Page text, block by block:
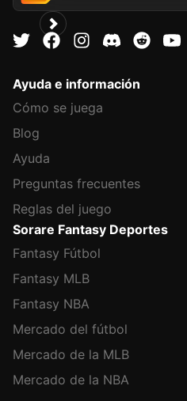
Ayuda e información
Cómo se juega
Blog
Ayuda
Preguntas frecuentes
Reglas del juego
Sorare Fantasy Deportes
Fantasy Fútbol
Fantasy MLB
Fantasy NBA
Mercado del fútbol
Mercado de la MLB
Mercado de la NBA